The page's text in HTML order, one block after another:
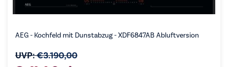
AEG - Kochfeld mit Dunstabzug - XDF6847AB Abluftversion
UVP:€3.190,00